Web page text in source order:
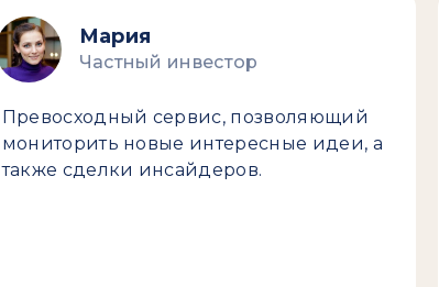
Мария
Частный инвестор
Превосходный сервис, позволяющий
мониторить новые интересные идеи, а
также сделки инсайдеров.